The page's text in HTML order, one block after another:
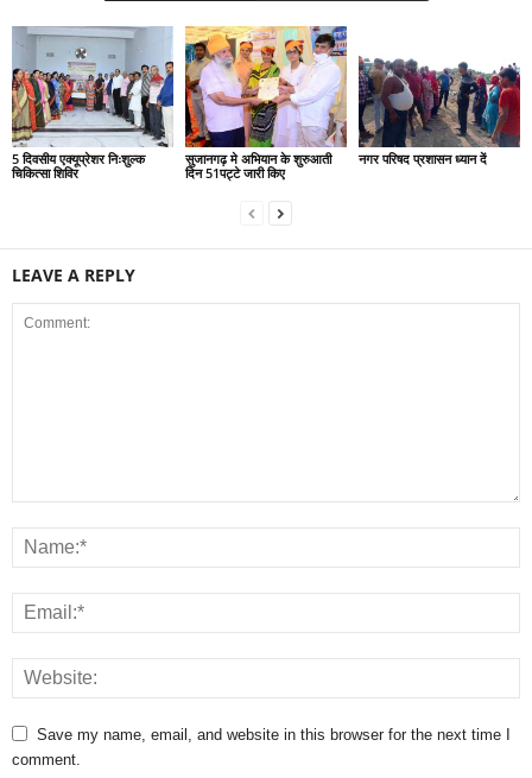
5 दिवसीय एक्यूप्रेशर निःशुल्क
चिकित्सा शिविर
सुजानगढ़ मे अभियान के शुरुआती
दिन 51पट्टे जारी किए
नगर परिषद प्रशासन ध्यान दें
LEAVE A REPLY
Save my name, email, and website in this browser for the next time I
comment.